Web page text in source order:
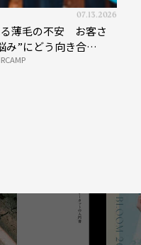
07.13.2026
る薄毛の不安 お客さ
み”にどう向き合